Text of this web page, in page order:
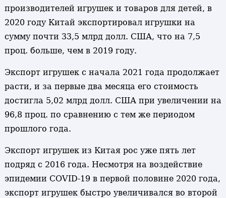
производителей игрушек и товаров для детей, в
2020 году Китай экспортировал игрушки на
сумму почти 33,5 млрд долл. США, что на 7,5
проц. больше, чем в 2019 году.
Экспорт игрушек с начала 2021 года продолжает
расти, и за первые два месяца его стоимость
достигла 5,02 млрд долл. США при увеличении на
96,8 проц. по сравнению с тем же периодом
прошлого года.
Экспорт игрушек из Китая рос уже пять лет
подряд с 2016 года. Несмотря на воздействие
эпидемии COVID-19 в первой половине 2020 года,
экспорт игрушек быстро увеличивался во второй